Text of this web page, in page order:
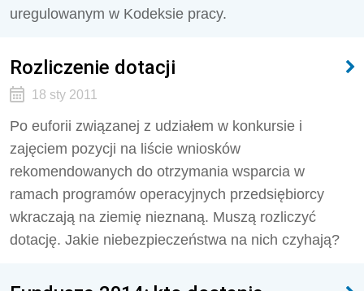
uregulowanym w Kodeksie pracy.
Rozliczenie dotacji
18 sty 2011
Po euforii związanej z udziałem w konkursie i
zajęciem pozycji na liście wniosków
rekomendowanych do otrzymania wsparcia w
ramach programów operacyjnych przedsiębiorcy
wkraczają na ziemię nieznaną. Muszą rozliczyć
dotację. Jakie niebezpieczeństwa na nich czyhają?